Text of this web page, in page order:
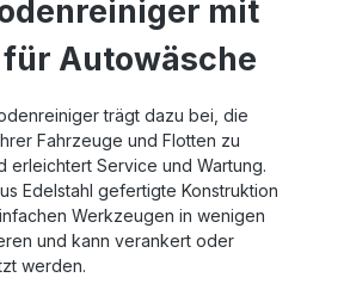
mit
für Autowäsche
trägt dazu bei, die
Fahrzeuge und Flotten zu
erleichtert Service und Wartung.
Edelstahl gefertigte Konstruktion
Werkzeugen in wenigen
und kann verankert oder
werden.